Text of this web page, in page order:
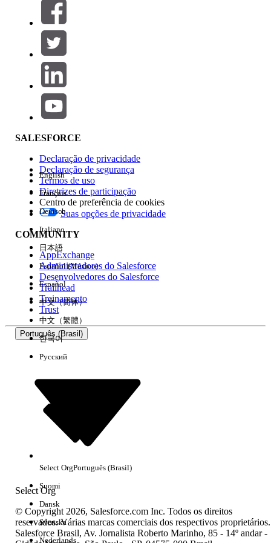
Filtros (0)
SELECIONAR FILTROS
Área de produtos
Impacto do recurso
Edição
Experiência
Sem resultados
SALESFORCE
Declaração de privacidade
Declaração de segurança
Termos de uso
Diretrizes de participação
Centro de preferência de cookies
Suas opções de privacidade
COMMUNITY
AppExchange
Administradores do Salesforce
Desenvolvedores do Salesforce
Trailhead
Treinamento
Trust
Português (Brasil)
Select Org
English
Français
Deutsch
Italiano
日本語
Español (México)
Español
中文（简体）
中文（繁體）
한국어
Русский
Select OrgPortuguês (Brasil)
Suomi
Dansk
Svenska
Nederlands
© Copyright 2026, Salesforce.com Inc. Todos os direitos
reservados. Várias marcas comerciais dos respectivos proprietários.
Salesforce Brasil, Av. Jornalista Roberto Marinho, 85 - 14º andar -